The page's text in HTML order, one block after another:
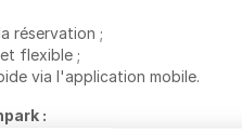
réservation ;
flexible ;
via l'application mobile.
: